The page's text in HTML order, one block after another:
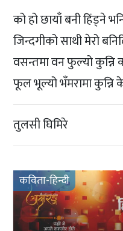
को हो छायाँ बनी हिंड्ने
जिन्दगीको साथी मेरो
वसन्तमा वन फुल्यो
फूल भूल्यो भँमरामा कुन्नि
तुलसी घिमिरे
कविता-हिन्दी